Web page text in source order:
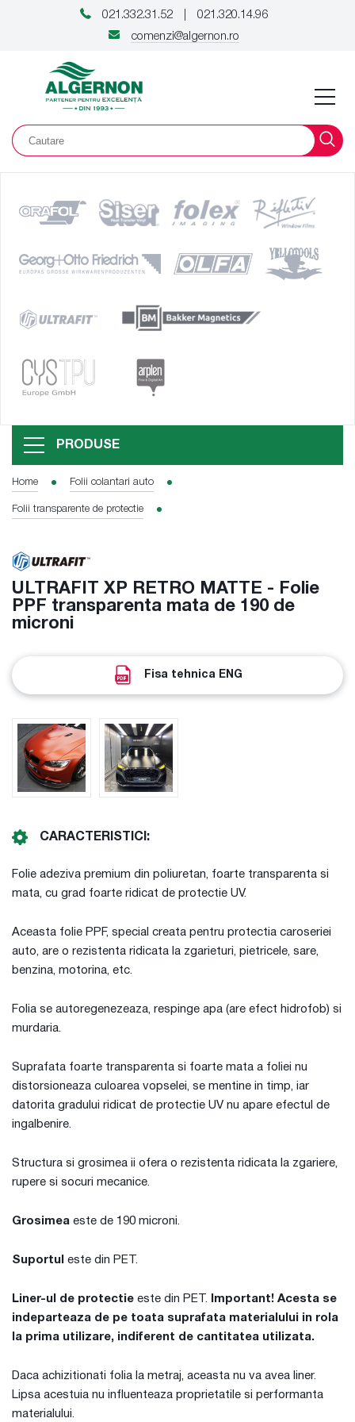
021.332.31.52
021.320.14.96
comenzi@algernon.ro
PRODUSE
Home Folii colantari auto
Folii transparente de protectie
ULTRAFIT XP RETRO MATTE - Folie
PPF transparenta mata de 190 de
microni
Fisa tehnica ENG
CARACTERISTICI:
Folie adeziva premium din poliuretan, foarte transparenta si
mata, cu grad foarte ridicat de protectie UV.
Aceasta folie PPF, special creata pentru protectia caroseriei
auto, are o rezistenta ridicata la zgarieturi, pietricele, sare,
benzina, motorina, etc.
Folia se autoregenezeaza, respinge apa (are efect hidrofob) si
murdaria.
Suprafata foarte transparenta si foarte mata a foliei nu
distorsioneaza culoarea vopselei, se mentine in timp, iar
datorita gradului ridicat de protectie UV nu apare efectul de
ingalbenire.
Structura si grosimea ii ofera o rezistenta ridicata la zgariere,
rupere si socuri mecanice.
Grosimea este de 190 microni.
Suportul este din PET.
Liner-ul de protectie este din PET.
Important! Acesta se
indeparteaza de pe toata suprafata materialului in rola
la prima utilizare, indiferent de cantitatea utilizata.
Daca achizitionati folia la metraj, aceasta nu va avea liner.
Lipsa acestuia nu influenteaza proprietatile si performanta
materialului.